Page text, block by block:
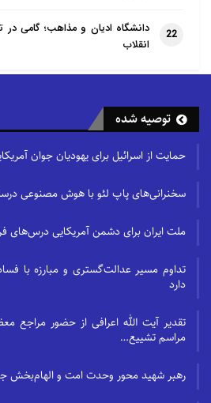
22
دانشگاه ادیان و مذاهب؛ گامی در
انقلاب
توصیه شده
حمایت از اسرائیل برای یهودیان جوان
سخنرانی‌های پاپ لئو با هوش مصنوعی
ملت ایران برای دشمن آمریکایی درس‌های
تداوم مسیر عدالت‌گستری و مبارزه با
دارد
تقدیر آیت الله اعرافی از حضور مراجع
مراسم تشییع…
رهبر شهید محور وحدت امت و الهام‌بخش